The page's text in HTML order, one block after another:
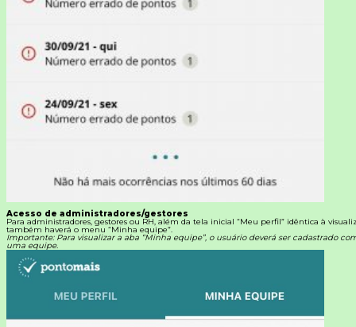
Acesso de administradores/gestores
Para administradores, gestores ou RH, além da tela inicial “Meu perfil” idêntica à
também haverá o menu “Minha equipe”.
Importante: Para visualizar a aba “Minha equipe”, o usuário deverá ser cadastrado
uma equipe.